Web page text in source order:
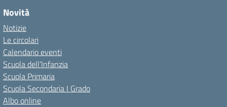
Novità
Notizie
Le circolari
Calendario eventi
Scuola dell’Infanzia
Scuola Primaria
Scuola Secondaria I Grado
Albo online